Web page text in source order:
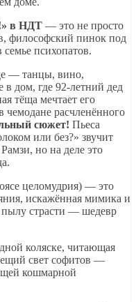
в НДТ — это не просто
философский пинок под
психопатов.
— танцы, вино,
в дом, где 92-летний дед
тёща мечтает его
расчленённого
сюжет! Пьеса
или без?» звучит
но на деле это
целомудрия) — это
искажённая мимика и
пылу страсти — шедевр
коляске, читающая
свет софитов —
кошмарной